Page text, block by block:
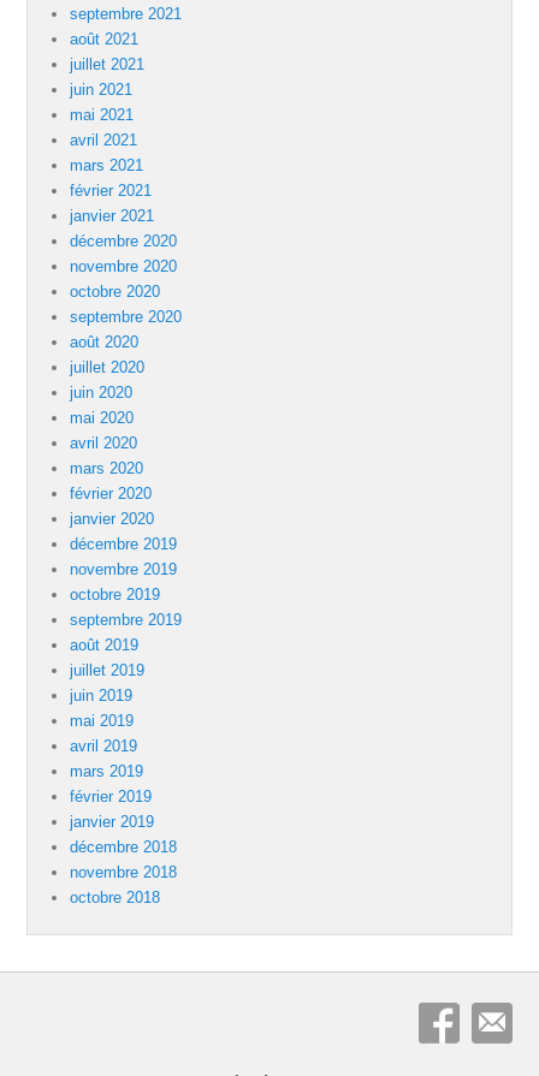
septembre 2021
août 2021
juillet 2021
juin 2021
mai 2021
avril 2021
mars 2021
février 2021
janvier 2021
décembre 2020
novembre 2020
octobre 2020
septembre 2020
août 2020
juillet 2020
juin 2020
mai 2020
avril 2020
mars 2020
février 2020
janvier 2020
décembre 2019
novembre 2019
octobre 2019
septembre 2019
août 2019
juillet 2019
juin 2019
mai 2019
avril 2019
mars 2019
février 2019
janvier 2019
décembre 2018
novembre 2018
octobre 2018